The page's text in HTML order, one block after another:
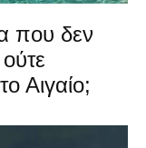
που δεν
Αιγαίο;